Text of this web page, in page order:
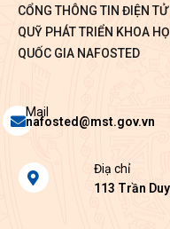
CỔNG THÔNG TIN ĐIỆN TỬ
QUỸ PHÁT TRIỂN KHOA
QUỐC GIA NAFOSTED
Envelope
Mail
nafosted@mst.gov.vn
Map-
marker-
Điạ chỉ
113 Trần